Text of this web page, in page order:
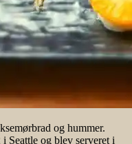
og hummer.
Seattle og blev serveret i